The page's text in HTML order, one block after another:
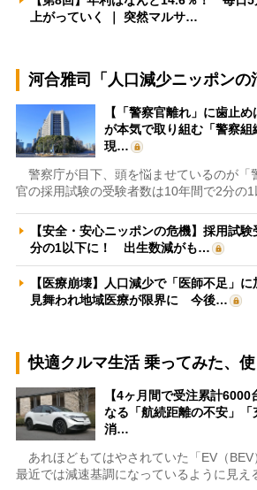
上がっていく ｜ 突然マルサ…
河合雅司「人口減少ニッポンの
【「警察官離れ」に歯止
が本気で取り組む「警察
現…
警察庁が目下、頭を悩ませているのが「
官の採用試験の受験者数は10年間で2分の1
【安全・安心ニッポンの危機】採用試
分の1以下に！ 出生数減がも…
【医療崩壊】人口減少で「医師不足」
見舞われ地域医療が限界に 今後…
快適クルマ生活 乗ってみた、
【4ヶ月間で受注累計
なる「航続距離の不安」
消…
あれほどもてはやされていた「EV（BEV
最近では減速基調になっているように見え